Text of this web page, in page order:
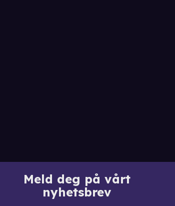
Meld deg på vårt
nyhetsbrev